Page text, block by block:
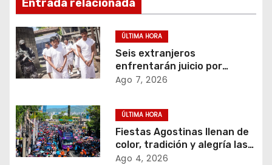
c
i
ó
n
d
e
Entrada relacionada
ÚLTIMA HORA
Seis extranjeros
enfrentarán juicio por
transportar 1,102 kilos de
Ago 7, 2026
ÚLTIMA HORA
Fiestas Agostinas llenan de
color, tradición y alegría las
calles de San Salvador
Ago 4, 2026